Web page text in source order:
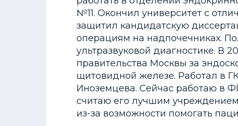
№11. Окончил университет с
защитил кандидатскую
операциям на надпочечниках.
ультразвуковой диагностике. В
правительства Москвы за
щитовидной железе. Работал в
Иноземцева. Сейчас работаю в
считаю его лучшим
из-за возможности помогать